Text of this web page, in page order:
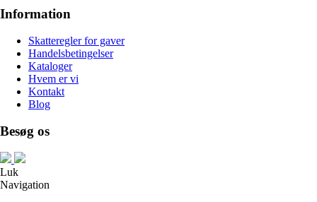
Information
Skatteregler for gaver
Handelsbetingelser
Kataloger
Hvem er vi
Kontakt
Blog
Besøg os
Luk
Navigation